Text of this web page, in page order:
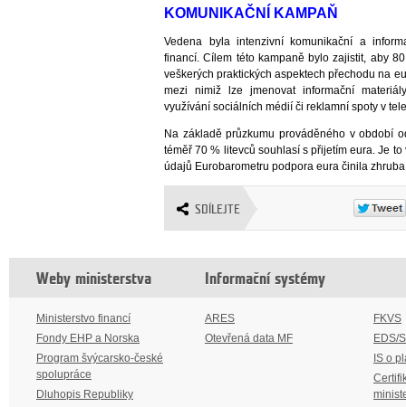
KOMUNIKAČNÍ KAMPAŇ
Vedena byla intenzivní komunikační a
financí. Cílem této kampaně bylo zajistit, aby
veškerých praktických aspektech přechodu na
mezi nimiž lze jmenovat informační
využívání sociálních médií či reklamní spoty v
Na základě průzkumu prováděného v období
téměř 70 % litevců souhlasí s přijetím eura. Je
údajů Eurobarometru podpora eura činila
SDÍLEJTE
Weby ministerstva
Ministerstvo financí
Fondy EHP a Norska
Program švýcarsko-české
spolupráce
Dluhopis Republiky
Informační systémy
ARES
Otevřená data MF
FKVS
EDS/
IS o